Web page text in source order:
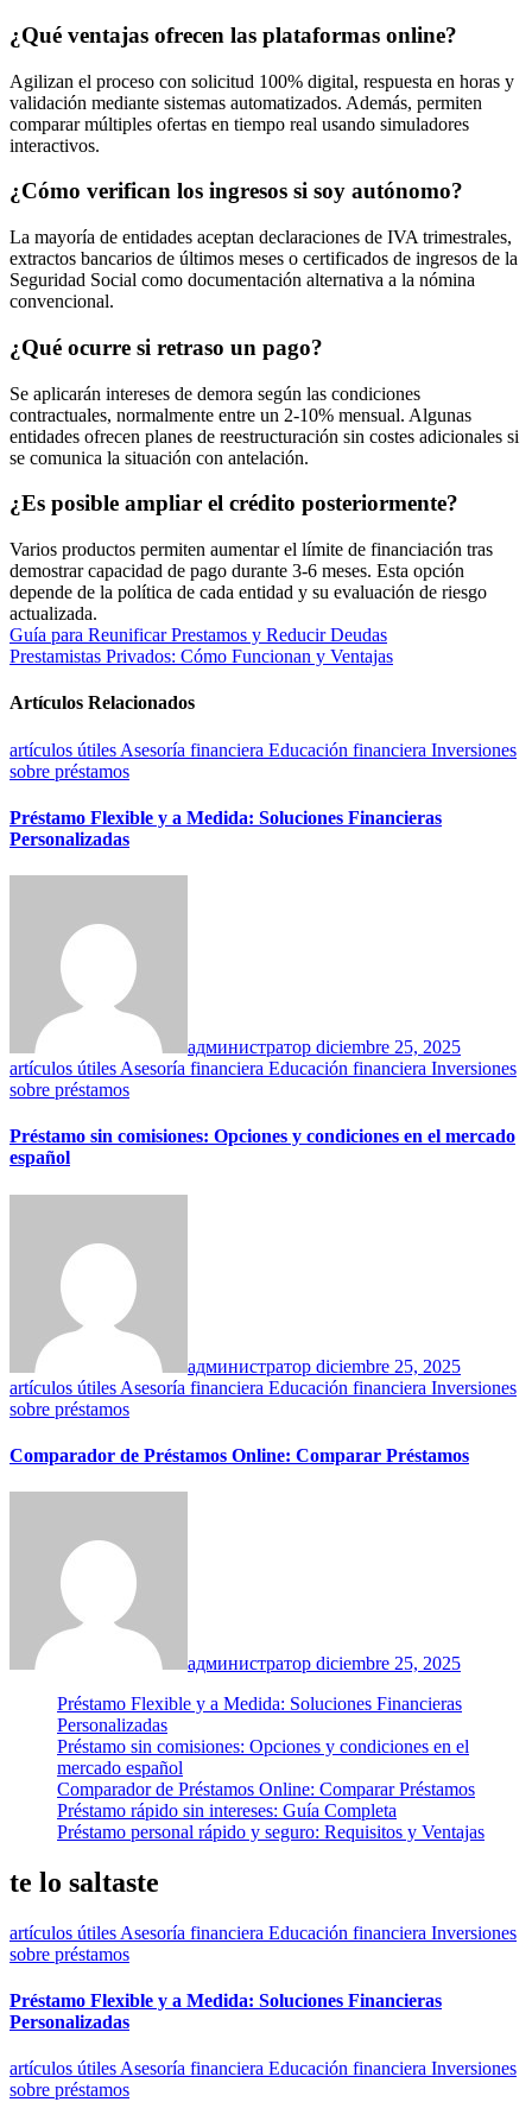
¿Qué ventajas ofrecen las plataformas online?
Agilizan el proceso con solicitud 100% digital, respuesta en horas y
validación mediante sistemas automatizados. Además, permiten
comparar múltiples ofertas en tiempo real usando simuladores
interactivos.
¿Cómo verifican los ingresos si soy autónomo?
La mayoría de entidades aceptan declaraciones de IVA trimestrales,
extractos bancarios de últimos meses o certificados de ingresos de la
Seguridad Social como documentación alternativa a la nómina
convencional.
¿Qué ocurre si retraso un pago?
Se aplicarán intereses de demora según las condiciones
contractuales, normalmente entre un 2-10% mensual. Algunas
entidades ofrecen planes de reestructuración sin costes adicionales si
se comunica la situación con antelación.
¿Es posible ampliar el crédito posteriormente?
Varios productos permiten aumentar el límite de financiación tras
demostrar capacidad de pago durante 3-6 meses. Esta opción
depende de la política de cada entidad y su evaluación de riesgo
actualizada.
Navegación
de
entradas
Guía para Reunificar Prestamos y Reducir Deudas
Prestamistas Privados: Cómo Funcionan y Ventajas
Artículos Relacionados
artículos útiles Asesoría financiera Educación financiera Inversiones
sobre préstamos
Préstamo Flexible y a Medida: Soluciones Financieras
Personalizadas
администратор diciembre 25, 2025
artículos útiles Asesoría financiera Educación financiera Inversiones
sobre préstamos
Préstamo sin comisiones: Opciones y condiciones en el mercado
español
администратор diciembre 25, 2025
artículos útiles Asesoría financiera Educación financiera Inversiones
sobre préstamos
Comparador de Préstamos Online: Comparar Préstamos
администратор diciembre 25, 2025
Préstamo Flexible y a Medida: Soluciones Financieras
Personalizadas
Préstamo sin comisiones: Opciones y condiciones en el
mercado español
Comparador de Préstamos Online: Comparar Préstamos
Préstamo rápido sin intereses: Guía Completa
Préstamo personal rápido y seguro: Requisitos y Ventajas
te lo saltaste
artículos útiles Asesoría financiera Educación financiera Inversiones
sobre préstamos
Préstamo Flexible y a Medida: Soluciones Financieras
Personalizadas
artículos útilesAsesoría financiera Educación financiera Inversiones
sobre préstamos